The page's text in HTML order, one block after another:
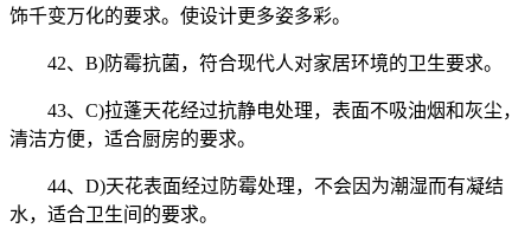
饰千变万化的要求。使设计更多姿多彩。
42、B)防霉抗菌，符合现代人对家居环境的卫生要求。
43、C)拉蓬天花经过抗静电处理，表面不吸油烟和灰尘，
清洁方便，适合厨房的要求。
44、D)天花表面经过防霉处理，不会因为潮湿而有凝结
水，适合卫生间的要求。